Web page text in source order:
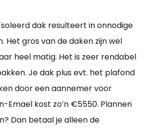
dak resulteert in onnodige
Het gros van de daken zijn wel
heel matig. Het is zeer rendabel
Je dak plus evt. het plafond
door een aannemer voor
Emael kost zo’n €5550. Plannen
Dan betaal je alleen de